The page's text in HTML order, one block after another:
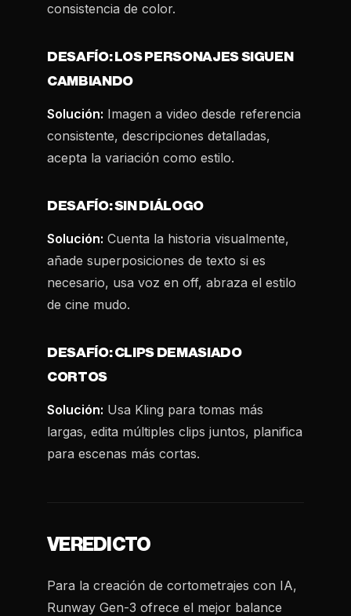
consistencia de color.
DESAFÍO: LOS PERSONAJES SIGUEN
CAMBIANDO
Solución: Imagen a video desde referencia
consistente, descripciones detalladas,
acepta la variación como estilo.
DESAFÍO: SIN DIÁLOGO
Solución: Cuenta la historia visualmente,
añade superposiciones de texto si es
necesario, usa voz en off, abraza el estilo
de cine mudo.
DESAFÍO: CLIPS DEMASIADO
CORTOS
Solución: Usa Kling para tomas más
largas, edita múltiples clips juntos, planifica
para escenas más cortas.
VEREDICTO
Para la creación de cortometrajes con IA,
Runway Gen-3 ofrece el mejor balance